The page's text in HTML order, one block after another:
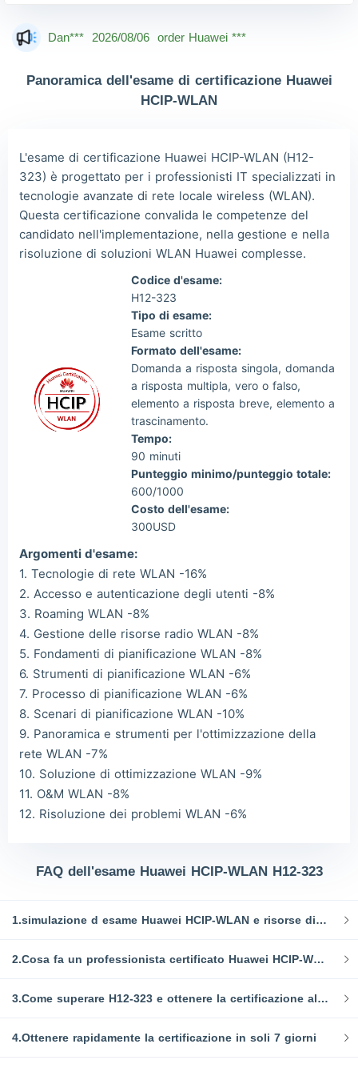
Dan*** 2026/08/06 order Huawei ***
2026/08/06 order Huawei ***
Lia*** 2026/08/06 order Huawei ***
Wil*** 2026/08/06 order Huawei ***
Luc*** 2026/08/06 order Huawei ***
Panoramica dell'esame di certificazione Huawei
HCIP-WLAN
L'esame di certificazione Huawei HCIP-WLAN (H12-
323) è progettato per i professionisti IT specializzati in
tecnologie avanzate di rete locale wireless (WLAN).
Questa certificazione convalida le competenze del
candidato nell'implementazione, nella gestione e nella
risoluzione di soluzioni WLAN Huawei complesse.
Codice d'esame:
H12-323
Tipo di esame:
Esame scritto
Formato dell'esame:
Domanda a risposta singola, domanda
a risposta multipla, vero o falso,
elemento a risposta breve, elemento a
trascinamento.
Tempo:
90 minuti
Punteggio minimo/punteggio totale:
600/1000
Costo dell'esame:
300USD
Argomenti d'esame:
1. Tecnologie di rete WLAN -16%
2. Accesso e autenticazione degli utenti -8%
3. Roaming WLAN -8%
4. Gestione delle risorse radio WLAN -8%
5. Fondamenti di pianificazione WLAN -8%
6. Strumenti di pianificazione WLAN -6%
7. Processo di pianificazione WLAN -6%
8. Scenari di pianificazione WLAN -10%
9. Panoramica e strumenti per l'ottimizzazione della
rete WLAN -7%
10. Soluzione di ottimizzazione WLAN -9%
11. O&M WLAN -8%
12. Risoluzione dei problemi WLAN -6%
FAQ dell'esame Huawei HCIP-WLAN H12-323
1.simulazione d esame Huawei HCIP-WLAN e risorse di studio
2.Cosa fa un professionista certificato Huawei HCIP-WLAN?
3.Come superare H12-323 e ottenere la certificazione al primo tentativo?
4.Ottenere rapidamente la certificazione in soli 7 giorni